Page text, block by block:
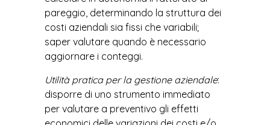
pareggio, determinando la struttura dei
costi aziendali sia fissi che variabili;
saper valutare quando è necessario
aggiornare i conteggi.
Utilità pratica per la gestione aziendale:
disporre di uno strumento immediato
per valutare a preventivo gli effetti